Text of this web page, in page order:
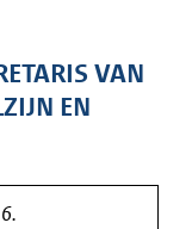
VAN
EN